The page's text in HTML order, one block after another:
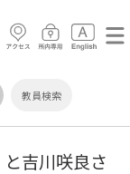
教員検索
吉川咲良さ